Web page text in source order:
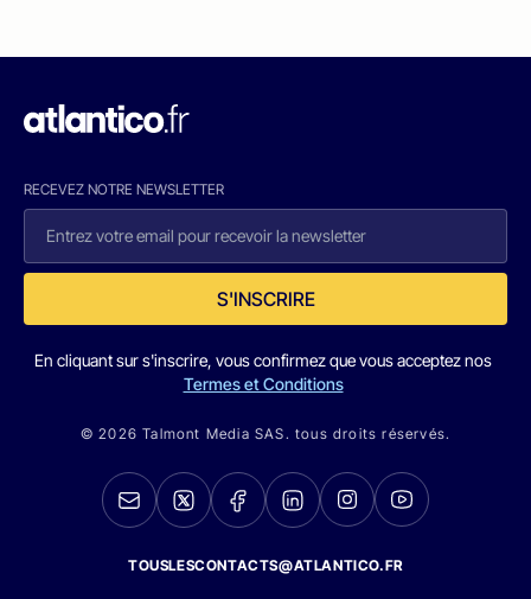
RECEVEZ NOTRE NEWSLETTER
S'INSCRIRE
En cliquant sur s'inscrire, vous confirmez que vous acceptez nos
Termes et Conditions
© 2026 Talmont Media SAS. tous droits réservés.
TOUSLESCONTACTS@ATLANTICO.FR